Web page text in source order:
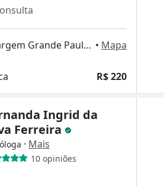
Rua Jacarandá 55, Vargem Grande Paulista • Mapa
R$ 220
Ingrid da
Ferreira
· Mais
10 opiniões